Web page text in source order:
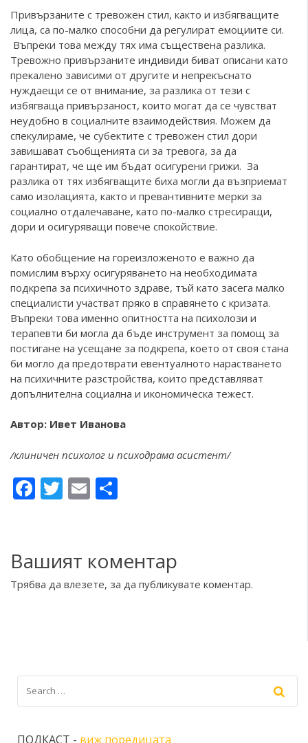
Привързаните с тревожен стил, както и избягващите
лица, са по-малко способни да регулират емоциите си.
Въпреки това между тях има съществена разлика.
Тревожно привързаните индивиди биват описани като
прекалено зависими от другите и непрекъснато
нуждаещи се от внимание, за разлика от тези с
избягваща привързаност, които могат да се чувстват
неудобно в социалните взаимодействия. Можем да
спекулираме, че субектите с тревожен стил дори
завишават съобщенията си за тревога, за да
гарантират, че ще им бъдат осигурени грижи. За
разлика от тях избягващите биха могли да възприемат
само изолацията, както и превантивните мерки за
социално отдалечаване, като по-малко стресиращи,
дори и осигуряващи повече спокойствие.
Като обобщение на гореизложеното е важно да
помислим върху осигуряването на необходимата
подкрепа за психичното здраве, тъй като засега малко
специалисти участват пряко в справянето с кризата.
Въпреки това именно опитността на психолози и
терапевти би могла да бъде инструмент за помощ за
постигане на усещане за подкрепа, което от своя стана
би могло да предотврати евентуалното нарастването
на психичните разстройства, които представляват
допълнителна социална и икономическа тежест.
Автор: Ивет Иванова
/клиничен психолог и психодрама асистент/
Facebook
Twitter
Email
Вашият коментар
Трябва да влезете, за да публикувате коментар.
ПОДКАСТ - виж поредицата